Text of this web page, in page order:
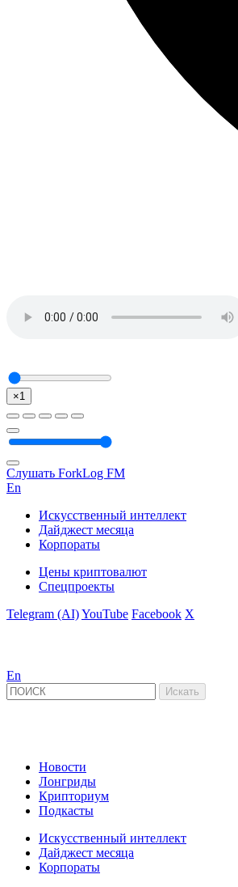
×1
Слушать ForkLog FM
En
Искусственный интеллект
Дайджест месяца
Корпораты
Цены криптовалют
Спецпроекты
Telegram (AI)YouTube Facebook X
En
Новости
Лонгриды
Крипториум
Подкасты
Искусственный интеллект
Дайджест месяца
Корпораты